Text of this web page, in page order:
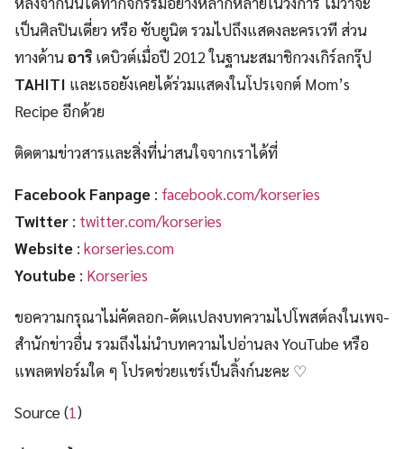
เป็นศิลปินเดี่ยว หรือ ซับยูนิต รวมไปถึงแสดงละครเวที ส่วน
ทางด้านอาริ เดบิวต์เมื่อปี 2012 ในฐานะสมาชิกวงเกิร์ลกรุ๊ป
TAHITI และเธอยังเคยได้ร่วมแสดงในโปรเจกต์ Mom’s
Recipe อีกด้วย
ติดตามข่าวสารและสิ่งที่น่าสนใจจากเราได้ที่
Facebook Fanpage : facebook.com/korseries
Twitter : twitter.com/korseries
Website : korseries.com
Youtube : Korseries
ขอความกรุณาไม่คัดลอก-ดัดแปลงบทความไปโพสต์ลงในเพจ-
สำนักข่าวอื่น รวมถึงไม่นำบทความไปอ่านลง YouTube หรือ
แพลตฟอร์มใด ๆ โปรดช่วยแชร์เป็นลิ้งก์นะคะ ♡
Source (1)